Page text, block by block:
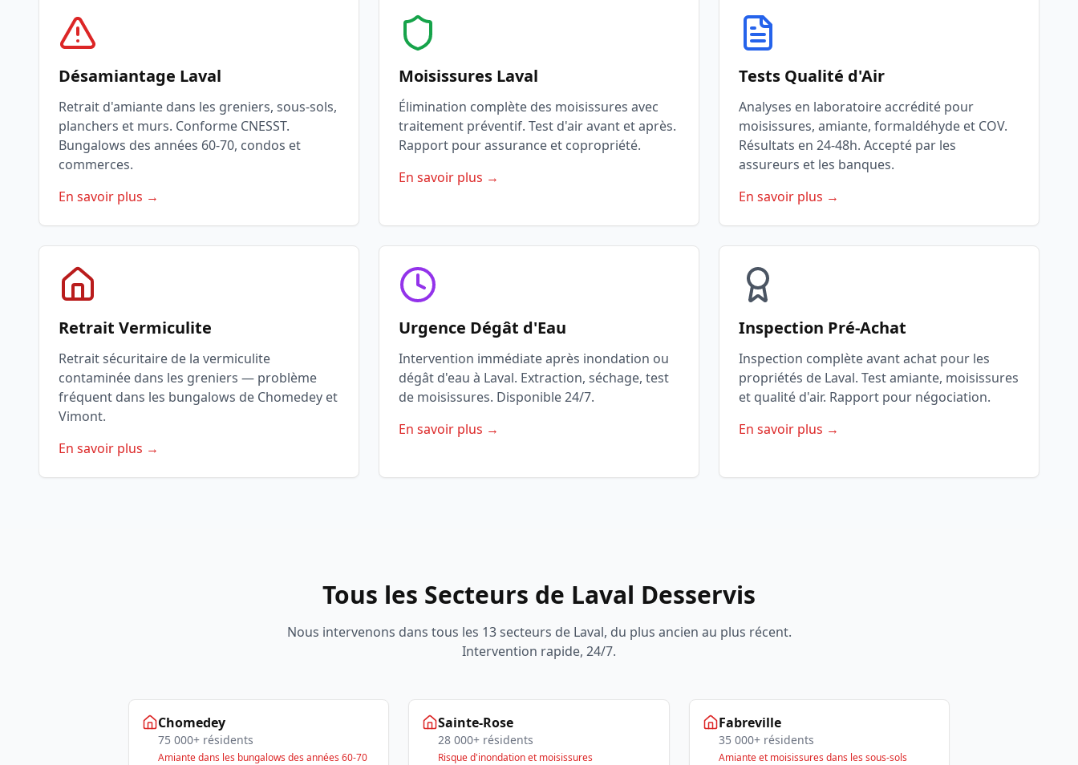
Désamiantage Laval
Retrait d'amiante dans les greniers, sous-sols,
planchers et murs. Conforme CNESST.
Bungalows des années 60-70, condos et
commerces.
En savoir plus →
Moisissures Laval
Élimination complète des moisissures avec
traitement préventif. Test d'air avant et après.
Rapport pour assurance et copropriété.
En savoir plus →
Tests Qualité d'Air
Analyses en laboratoire accrédité pour
moisissures, amiante, formaldéhyde et COV.
Résultats en 24-48h. Accepté par les
assureurs et les banques.
En savoir plus →
Retrait Vermiculite
Retrait sécuritaire de la vermiculite
contaminée dans les greniers — problème
fréquent dans les bungalows de Chomedey et
Vimont.
En savoir plus →
Urgence Dégât d'Eau
Intervention immédiate après inondation ou
dégât d'eau à Laval. Extraction, séchage, test
de moisissures. Disponible 24/7.
En savoir plus →
Inspection Pré-Achat
Inspection complète avant achat pour les
propriétés de Laval. Test amiante, moisissures
et qualité d'air. Rapport pour négociation.
En savoir plus →
Tous les Secteurs de Laval Desservis
Nous intervenons dans tous les 13 secteurs de Laval, du plus ancien au plus récent.
Intervention rapide, 24/7.
Chomedey
75 000+ résidents
Amiante dans les bungalows des années 60-70
Sainte-Rose
28 000+ résidents
Risque d'inondation et moisissures
Fabreville
35 000+ résidents
Amiante et moisissures dans les sous-sols